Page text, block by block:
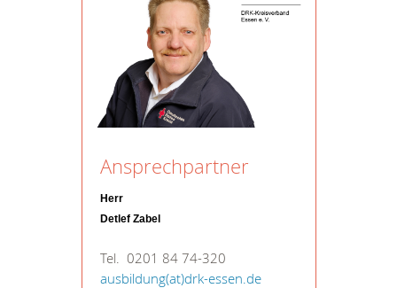
Ansprechpartner
Herr
Detlef Zabel
Tel. 0201 84 74-320
ausbildung(at)drk-essen.de